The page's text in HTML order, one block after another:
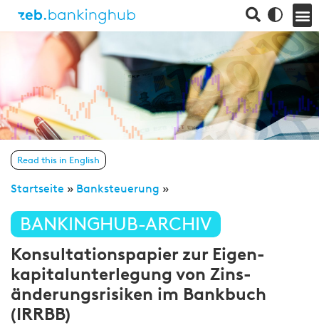
Read this in English
Startseite » Banksteuerung »
BANKINGHUB-ARCHIV
Konsul­tations­papier zur Eigen­
kapital­unter­legung von Zins­
änderungs­risiken im Bank­buch
(IRRBB)